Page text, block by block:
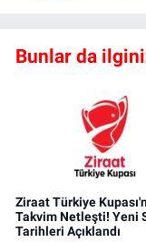
Bunlar da
Ziraat Türkiye
Takvim Netleşti! Yeni
Tarihleri Açıklandı